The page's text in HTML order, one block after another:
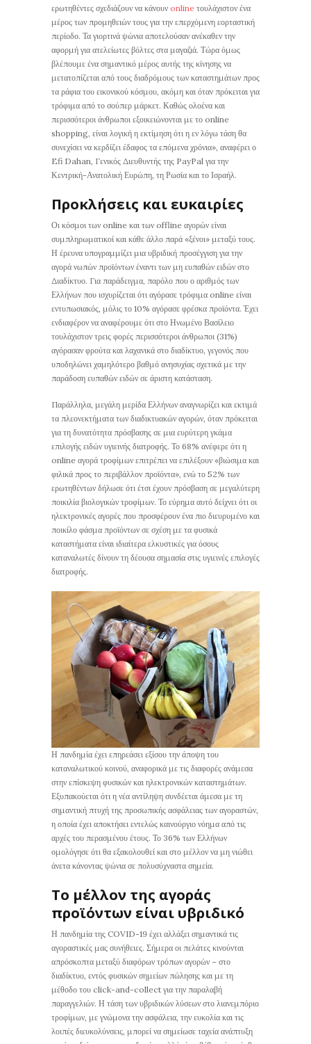
ερωτηθέντες σχεδιάζουν να κάνουν online τουλάχιστον ένα
μέρος των προμηθειών τους για την επερχόμενη εορταστική
περίοδο. Τα γιορτινά ψώνια αποτελούσαν ανέκαθεν την
αφορμή για ατελείωτες βόλτες στα μαγαζιά. Τώρα όμως
βλέπουμε ένα σημαντικό μέρος αυτής της κίνησης να
μετατοπίζεται από τους διαδρόμους των καταστημάτων προς
τα ράφια του εικονικού κόσμου, ακόμη και όταν πρόκειται για
τρόφιμα από το σούπερ μάρκετ. Καθώς ολοένα και
περισσότεροι άνθρωποι εξοικειώνονται με το online
shopping, είναι λογική η εκτίμηση ότι η εν λόγω τάση θα
συνεχίσει να κερδίζει έδαφος τα επόμενα χρόνια», αναφέρει ο
Efi Dahan, Γενικός Διευθυντής της PayPal για την
Κεντρική-Ανατολική Ευρώπη, τη Ρωσία και το Ισραήλ.
Προκλήσεις και ευκαιρίες
Οι κόσμοι των online και των offline αγορών είναι
συμπληρωματικοί και κάθε άλλο παρά «ξένοι» μεταξύ τους.
Η έρευνα υπογραμμίζει μια υβριδική προσέγγιση για την
αγορά νωπών προϊόντων έναντι των μη ευπαθών ειδών στο
Διαδίκτυο. Για παράδειγμα, παρόλο που ο αριθμός των
Ελλήνων που ισχυρίζεται ότι αγόρασε τρόφιμα online είναι
εντυπωσιακός, μόλις το 10% αγόρασε φρέσκα προϊόντα. Έχει
ενδιαφέρον να αναφέρουμε ότι στο Ηνωμένο Βασίλειο
τουλάχιστον τρεις φορές περισσότεροι άνθρωποι (31%)
αγόρασαν φρούτα και λαχανικά στο διαδίκτυο, γεγονός που
υποδηλώνει χαμηλότερο βαθμό ανησυχίας σχετικά με την
παράδοση ευπαθών ειδών σε άριστη κατάσταση.
Παράλληλα, μεγάλη μερίδα Ελλήνων αναγνωρίζει και εκτιμά
τα πλεονεκτήματα των διαδικτυακών αγορών, όταν πρόκειται
για τη δυνατότητα πρόσβασης σε μια ευρύτερη γκάμα
επιλογής ειδών υγιεινής διατροφής. Το 68% ανέφερε ότι η
online αγορά τροφίμων επιτρέπει να επιλέξουν «βιώσιμα και
φιλικά προς το περιβάλλον προϊόντα», ενώ το 52% των
ερωτηθέντων δήλωσε ότι έτσι έχουν πρόσβαση σε μεγαλύτερη
ποικιλία βιολογικών τροφίμων. Το εύρημα αυτό δείχνει ότι οι
ηλεκτρονικές αγορές που προσφέρουν ένα πιο διευρυμένο και
ποικίλο φάσμα προϊόντων σε σχέση με τα φυσικά
καταστήματα είναι ιδιαίτερα ελκυστικές για όσους
καταναλωτές δίνουν τη δέουσα σημασία στις υγιεινές επιλογές
διατροφής.
Η πανδημία έχει επηρεάσει εξίσου την άποψη του
καταναλωτικού κοινού, αναφορικά με τις διαφορές ανάμεσα
στην επίσκεψη φυσικών και ηλεκτρονικών καταστημάτων.
Εξυπακούεται ότι η νέα αντίληψη συνδέεται άμεσα με τη
σημαντική πτυχή της προσωπικής ασφάλειας των αγοραστών,
η οποία έχει αποκτήσει εντελώς καινούργιο νόημα από τις
αρχές του περασμένου έτους. Το 36% των Ελλήνων
ομολόγησε ότι θα εξακολουθεί και στο μέλλον να μη νιώθει
άνετα κάνοντας ψώνια σε πολυσύχναστα σημεία.
Το μέλλον της αγοράς
προϊόντων είναι υβριδικό
Η πανδημία της COVID-19 έχει αλλάξει σημαντικά τις
αγοραστικές μας συνήθειες. Σήμερα οι πελάτες κινούνται
απρόσκοπτα μεταξύ διαφόρων τρόπων αγορών – στο
διαδίκτυο, εντός φυσικών σημείων πώλησης και με τη
μέθοδο του click-and-collect για την παραλαβή
παραγγελιών. Η τάση των υβριδικών λύσεων στο λιανεμπόριο
τροφίμων, με γνώμονα την ασφάλεια, την ευκολία και τις
λοιπές διευκολύνσεις, μπορεί να σημείωσε ταχεία ανάπτυξη